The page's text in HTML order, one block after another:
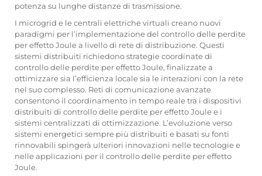
potenza su lunghe distanze di trasmissione.
I microgrid e le centrali elettriche virtuali creano nuovi
paradigmi per l’implementazione del controllo delle perdite
per effetto Joule a livello di rete di distribuzione. Questi
sistemi distribuiti richiedono strategie coordinate di
controllo delle perdite per effetto Joule, finalizzate a
ottimizzare sia l’efficienza locale sia le interazioni con la rete
nel suo complesso. Reti di comunicazione avanzate
consentono il coordinamento in tempo reale tra i dispositivi
distribuiti di controllo delle perdite per effetto Joule e i
sistemi centralizzati di ottimizzazione. L’evoluzione verso
sistemi energetici sempre più distribuiti e basati su fonti
rinnovabili spingerà ulteriori innovazioni nelle tecnologie e
nelle applicazioni per il controllo delle perdite per effetto
Joule.